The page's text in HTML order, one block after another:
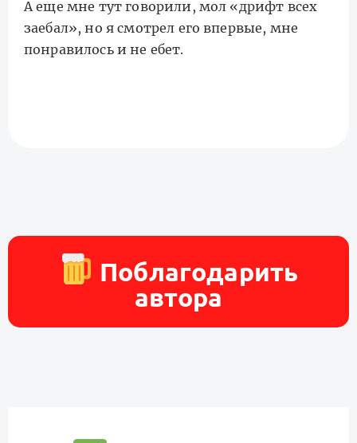
А еще мне тут говорили, мол «дрифт всех
заебал», но я смотрел его впервые, мне
понравилось и не ебет.
Поблагодарить
автора